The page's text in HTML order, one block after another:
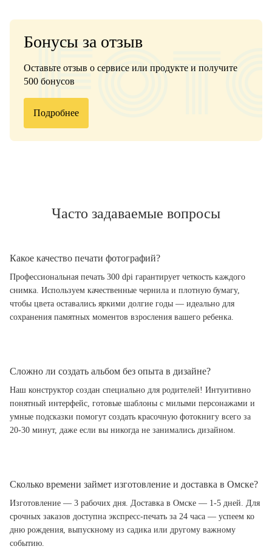
Бонусы за отзыв
Оставьте отзыв о сервисе или продукте и получите
500 бонусов
Подробнее
Часто задаваемые вопросы
Какое качество печати фотографий?
Профессиональная печать 300 dpi гарантирует четкость каждого
снимка. Используем качественные чернила и плотную бумагу,
чтобы цвета оставались яркими долгие годы — идеально для
сохранения памятных моментов взросления вашего ребенка.
Сложно ли создать альбом без опыта в дизайне?
Наш конструктор создан специально для родителей! Интуитивно
понятный интерфейс, готовые шаблоны с милыми персонажами и
умные подсказки помогут создать красочную фотокнигу всего за
20-30 минут, даже если вы никогда не занимались дизайном.
Сколько времени займет изготовление и доставка в Омске?
Изготовление — 3 рабочих дня. Доставка в Омске — 1-5 дней. Для
срочных заказов доступна экспресс-печать за 24 часа — успеем ко
дню рождения, выпускному из садика или другому важному
событию.